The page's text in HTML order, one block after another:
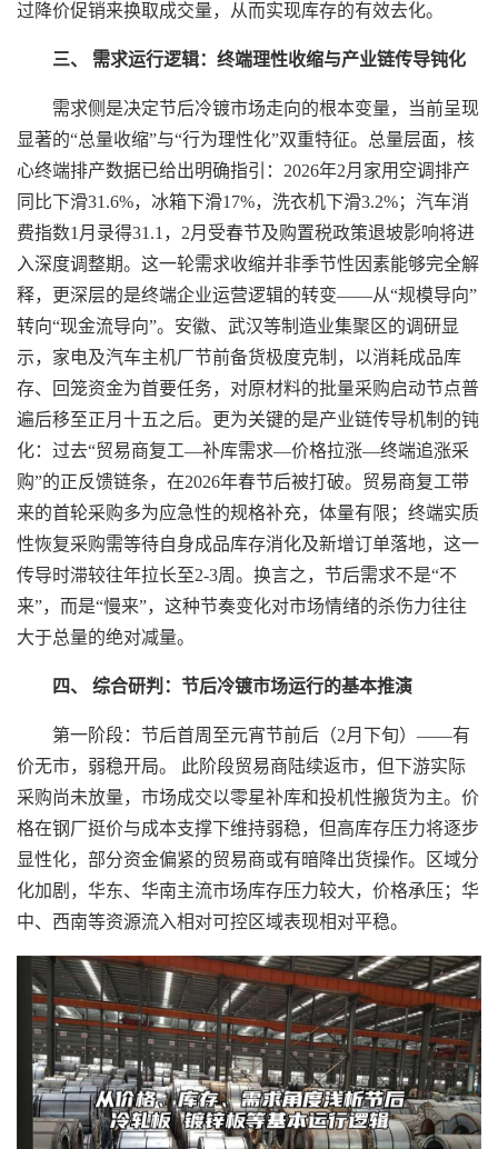
过降价促销来换取成交量，从而实现库存的有效去化。
三、 需求运行逻辑：终端理性收缩与产业链传导钝化
需求侧是决定节后冷镀市场走向的根本变量，当前呈现
显著的“总量收缩”与“行为理性化”双重特征。总量层面，核
心终端排产数据已给出明确指引：2026年2月家用空调排产
同比下滑31.6%，冰箱下滑17%，洗衣机下滑3.2%；汽车消
费指数1月录得31.1，2月受春节及购置税政策退坡影响将进
入深度调整期。这一轮需求收缩并非季节性因素能够完全解
释，更深层的是终端企业运营逻辑的转变——从“规模导向”
转向“现金流导向”。安徽、武汉等制造业集聚区的调研显
示，家电及汽车主机厂节前备货极度克制，以消耗成品库
存、回笼资金为首要任务，对原材料的批量采购启动节点普
遍后移至正月十五之后。更为关键的是产业链传导机制的钝
化：过去“贸易商复工—补库需求—价格拉涨—终端追涨采
购”的正反馈链条，在2026年春节后被打破。贸易商复工带
来的首轮采购多为应急性的规格补充，体量有限；终端实质
性恢复采购需等待自身成品库存消化及新增订单落地，这一
传导时滞较往年拉长至2-3周。换言之，节后需求不是“不
来”，而是“慢来”，这种节奏变化对市场情绪的杀伤力往往
大于总量的绝对减量。
四、 综合研判：节后冷镀市场运行的基本推演
第一阶段：节后首周至元宵节前后（2月下旬）——有
价无市，弱稳开局。 此阶段贸易商陆续返市，但下游实际
采购尚未放量，市场成交以零星补库和投机性搬货为主。价
格在钢厂挺价与成本支撑下维持弱稳，但高库存压力将逐步
显性化，部分资金偏紧的贸易商或有暗降出货操作。区域分
化加剧，华东、华南主流市场库存压力较大，价格承压；华
中、西南等资源流入相对可控区域表现相对平稳。